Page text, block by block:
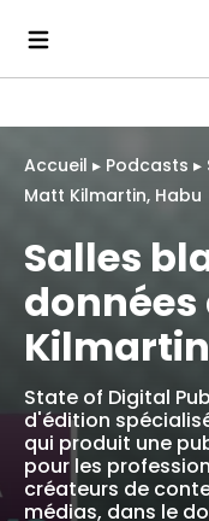
Accueil ▸ Podcasts ▸
Matt Kilmartin, Habu
Salles
State of Digital
d'édition
qui produit une
pour les
créateurs de
médias, dans le